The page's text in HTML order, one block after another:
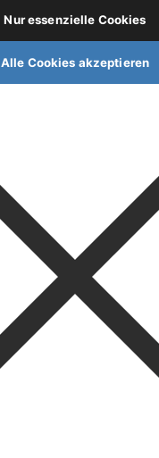
Nur essenzielle Cookies
Alle Cookies akzeptieren